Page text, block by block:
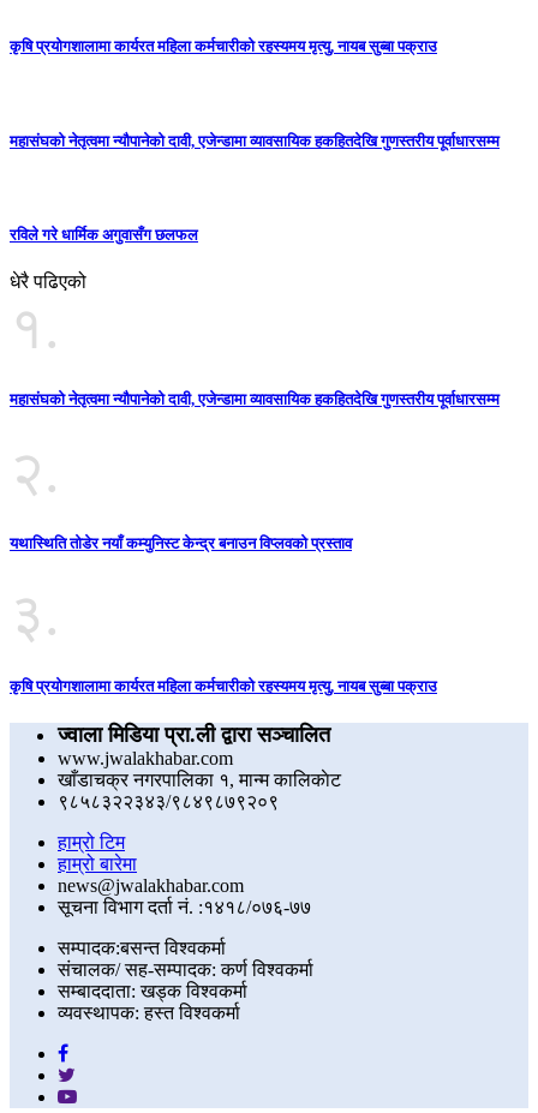
कृषि प्रयोगशालामा कार्यरत महिला कर्मचारीको रहस्यमय मृत्यु, नायब सुब्बा पक्राउ
महासंघको नेतृत्वमा न्यौपानेको दावी, एजेन्डामा व्यावसायिक हकहितदेखि गुणस्तरीय पूर्वाधारसम्म
रविले गरे धार्मिक अगुवासँग छलफल
धेरै पढिएको
१.
महासंघको नेतृत्वमा न्यौपानेको दावी, एजेन्डामा व्यावसायिक हकहितदेखि गुणस्तरीय पूर्वाधारसम्म
२.
यथास्थिति तोडेर नयाँ कम्युनिस्ट केन्द्र बनाउन विप्लवको प्रस्ताव
३.
कृषि प्रयोगशालामा कार्यरत महिला कर्मचारीको रहस्यमय मृत्यु, नायब सुब्बा पक्राउ
ज्वाला मिडिया प्रा.ली द्वारा सञ्चालित
www.jwalakhabar.com
खाँडाचक्र नगरपालिका १, मान्म कालिकाेट
९८५८३२२३४३/९८४९८७९२०९
हाम्रो टिम
हाम्रो बारेमा
news@jwalakhabar.com
सूचना विभाग दर्ता नं. :१४१८/०७६-७७
सम्पादक:बसन्त विश्वकर्मा
संचालक/ सह-सम्पादक: कर्ण विश्वकर्मा
सम्बाददाता: खड्क विश्वकर्मा
व्यवस्थापक: हस्त विश्वकर्मा